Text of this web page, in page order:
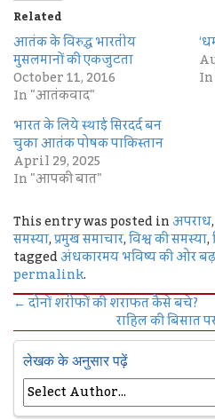
Related
आतंक के विरुद्ध भारतीय
मुसलमानों की एकजुटता
October 11, 2016
In "आतंकवाद"
भारत के लिये स्थाई सिरदर्द बन
चुका आतंक पोषक पाकिस्तान
April 29, 2025
In "आपकी बात"
This entry was posted inअपराध,
समस्या,प्रमुख समाचार,विश्व की समस्या,
taggedअंधकारमय भविष्य की ओर
permalink.
←दोनों शरीफों की शराफत कैसे बचे?
राहिल की बिसात
लेखक के अनुसार पढ़ें